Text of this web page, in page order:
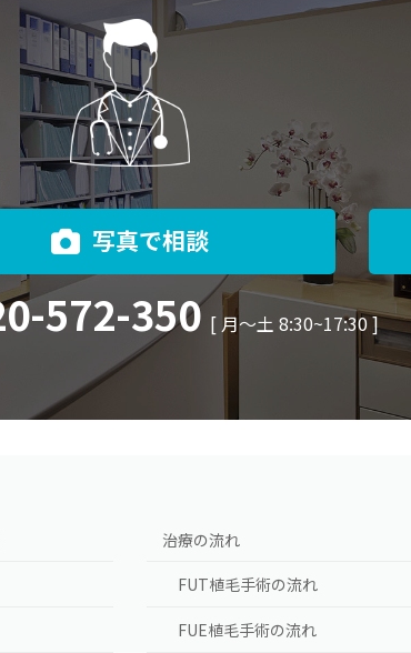
写真で相談
572-350 [ 月〜土 8:30~17:30 ]
治療の流れ
FUT植毛手術の流れ
FUE植毛手術の流れ